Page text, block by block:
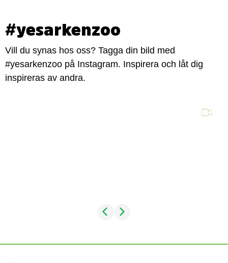
#yesarkenzoo
Vill du synas hos oss? Tagga din bild med
#yesarkenzoo på Instagram. Inspirera och låt dig
inspireras av andra.